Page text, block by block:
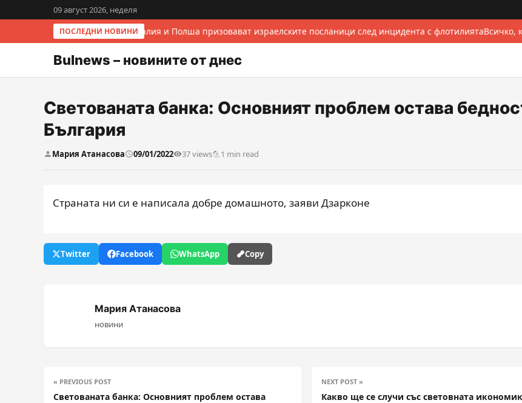
09 август 2026, неделя
ПОСЛЕДНИ НОВИНИИталия и Полша призовават израелските посланици след инцидента с флотилиятаВсичко,
Bulnews – новините от днес
Светованата банка: Основният проблем остава
България
Мария Атанасова 09/01/2022 37 views 1 min read
Страната ни си е написала добре домашното, заяви Дзарконе
Twitter Facebook WhatsApp Copy
Мария Атанасова
новини
« PREVIOUS POST
Светованата банка: Основният проблем остава
NEXT POST »
Какво ще се случи със световната